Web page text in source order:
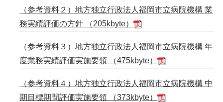
（参考資料２）地方独立行政法人福岡市立病院機構 業
務実績評価の方針 （205kbyte）
（参考資料３）地方独立行政法人福岡市立病院機構 年
度業務実績評価実施要領 （475kbyte）
（参考資料４）地方独立行政法人福岡市立病院機構 中
期目標期間評価実施要領 （373kbyte）